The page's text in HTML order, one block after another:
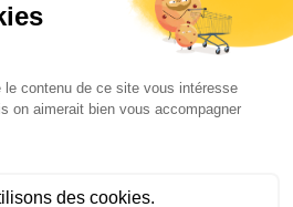
Particulier
les données
sur ce formulaire dans le
et de la relation
en découler dans le
de DHK.